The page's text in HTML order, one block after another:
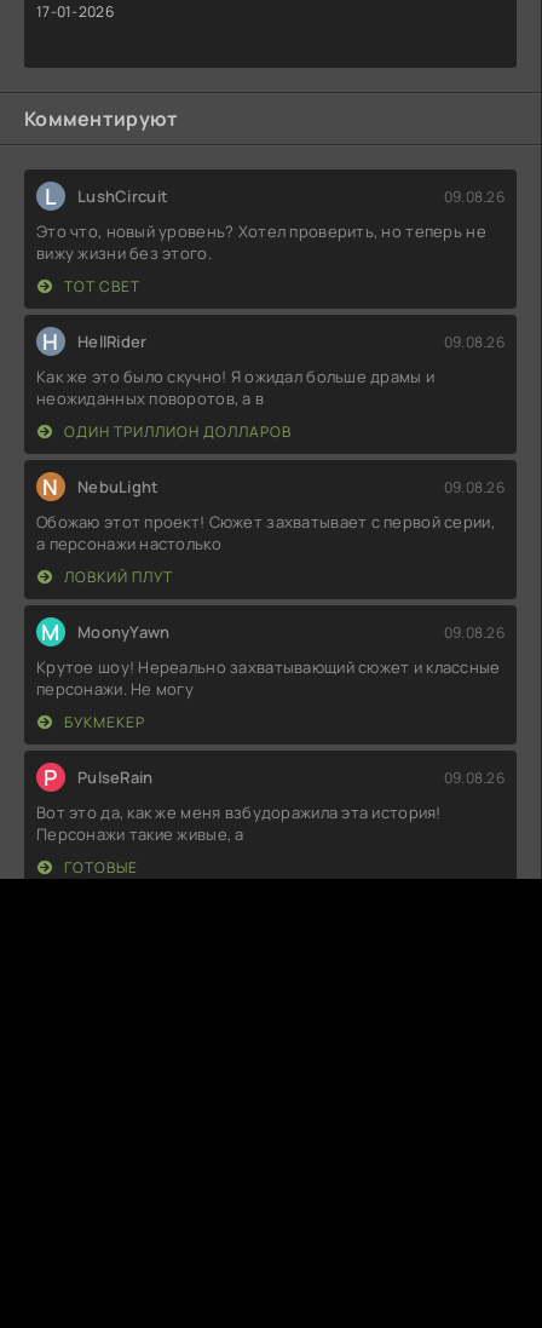
17-01-2026
Комментируют
L LushCircuit 09.08.26
Это что, новый уровень? Хотел проверить, но теперь не
вижу жизни без этого.
ТОТ СВЕТ
H HellRider 09.08.26
Как же это было скучно! Я ожидал больше драмы и
неожиданных поворотов, а в
ОДИН ТРИЛЛИОН ДОЛЛАРОВ
N NebuLight 09.08.26
Обожаю этот проект! Сюжет захватывает с первой серии,
а персонажи настолько
ЛОВКИЙ ПЛУТ
M MoonyYawn 09.08.26
Крутое шоу! Нереально захватывающий сюжет и классные
персонажи. Не могу
БУКМЕКЕР
P PulseRain 09.08.26
Вот это да, как же меня взбудоражила эта история!
Персонажи такие живые, а
ГОТОВЫЕ